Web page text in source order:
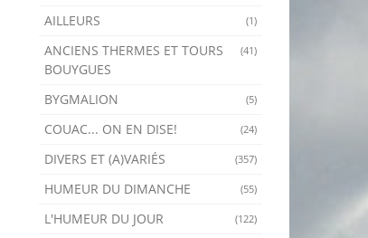
(1)
AILLEURS
(41)
ANCIENS THERMES ET TOURS
BOUYGUES
(5)
BYGMALION
(24)
COUAC... ON EN DISE!
(357)
DIVERS ET (A)VARIÉS
(55)
HUMEUR DU DIMANCHE
(122)
L'HUMEUR DU JOUR